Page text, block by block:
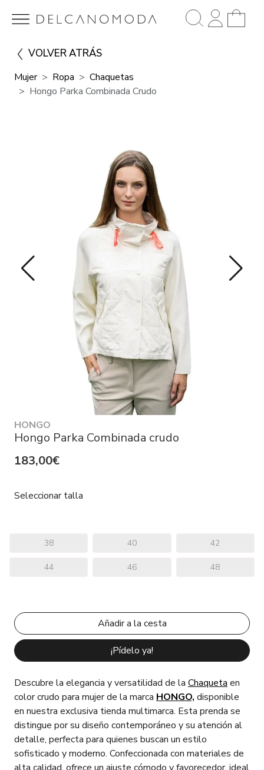
VOLVER ATRÁS
Mujer Ropa
Chaquetas
Hongo Parka Combinada Crudo
HONGO
Hongo Parka Combinada crudo
183,00€
Seleccionar talla
38 40 42
44 46 48
¡Pídelo ya!
Descubre la elegancia y versatilidad de la Chaqueta en
color crudo para mujer de la marca HONGO, disponible
en nuestra exclusiva tienda multimarca. Esta prenda se
distingue por su diseño contemporáneo y su atención al
detalle, perfecta para quienes buscan un estilo
sofisticado y moderno. Confeccionada con materiales de